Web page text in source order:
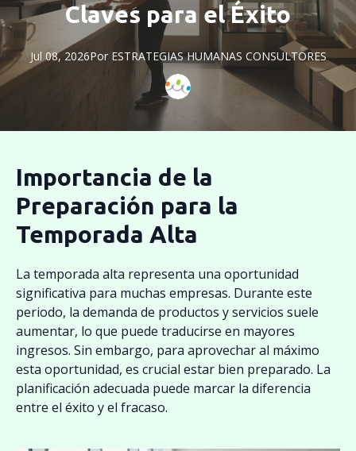
Claves para el Éxito
Jul 08, 2026Por ESTRATEGIAS HUMANAS CONSULTORES
Importancia de la
Preparación para la
Temporada Alta
La temporada alta representa una oportunidad
significativa para muchas empresas. Durante este
periodo, la demanda de productos y servicios suele
aumentar, lo que puede traducirse en mayores
ingresos. Sin embargo, para aprovechar al máximo
esta oportunidad, es crucial estar bien preparado. La
planificación adecuada puede marcar la diferencia
entre el éxito y el fracaso.